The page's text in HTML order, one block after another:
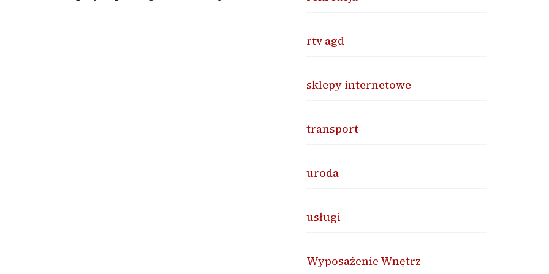
rtv agd
sklepy internetowe
transport
uroda
usługi
Wyposażenie Wnętrz